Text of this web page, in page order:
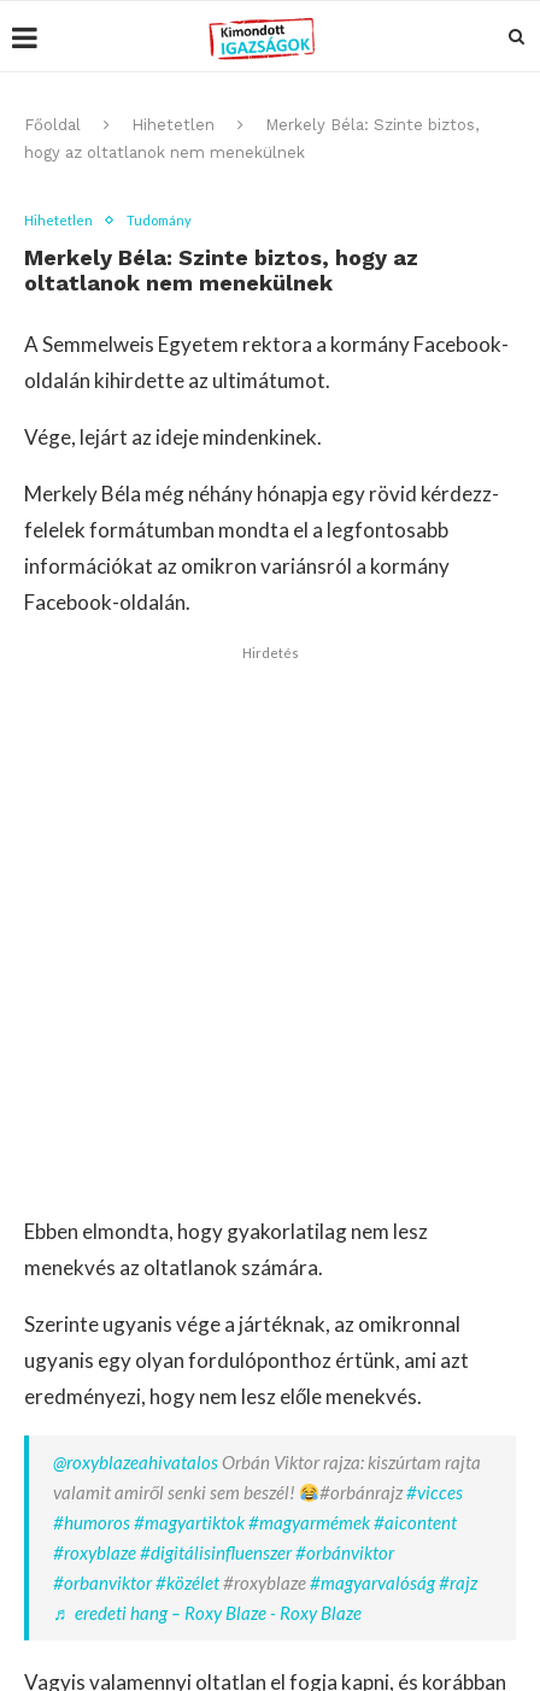
Főoldal Hihetetlen
Merkely Béla: Szinte biztos,
hogy az oltatlanok nem menekülnek
Hihetetlen Tudomány
Merkely Béla: Szinte biztos, hogy az
oltatlanok nem menekülnek
A Semmelweis Egyetem rektora a kormány Facebook-
oldalán kihirdette az ultimátumot.
Vége, lejárt az ideje mindenkinek.
Merkely Béla még néhány hónapja egy rövid kérdezz-
felelek formátumban mondta el a legfontosabb
információkat az omikron variánsról a kormány
Facebook-oldalán.
Hirdetés
Ebben elmondta, hogy gyakorlatilag nem lesz
menekvés az oltatlanok számára.
Szerinte ugyanis vége a jártéknak, az omikronnal
ugyanis egy olyan fordulóponthoz értünk, ami azt
eredményezi, hogy nem lesz előle menekvés.
@roxyblazeahivatalosOrbán Viktor rajza: kiszúrtam rajta
valamit amiről senki sem beszél!
#orbánrajz#vicces
#humoros#magyartiktok#magyarmémek#aicontent
#roxyblaze#digitálisinfluenszer#orbánviktor
#orbanviktor#közélet#roxyblaze#magyarvalóság#rajz
♬ eredeti hang – Roxy Blaze - Roxy Blaze
Vagyis valamennyi oltatlan el fogja kapni, és korábban